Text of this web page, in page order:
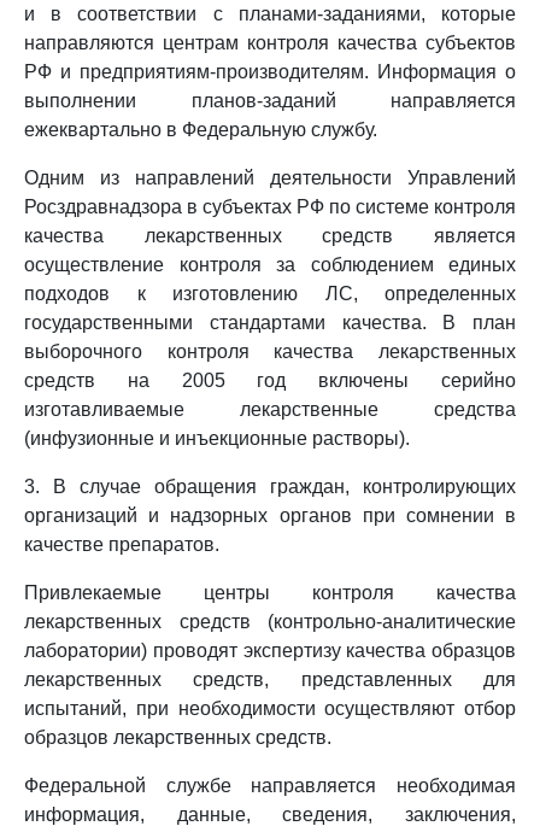
и в соответствии с планами-заданиями, которые
направляются центрам контроля качества субъектов
РФ и предприятиям-производителям. Информация о
выполнении планов-заданий направляется
ежеквартально в Федеральную службу.
Одним из направлений деятельности Управлений
Росздравнадзора в субъектах РФ по системе контроля
качества лекарственных средств является
осуществление контроля за соблюдением единых
подходов к изготовлению ЛС, определенных
государственными стандартами качества. В план
выборочного контроля качества лекарственных
средств на 2005 год включены серийно
изготавливаемые лекарственные средства
(инфузионные и инъекционные растворы).
3. В случае обращения граждан, контролирующих
организаций и надзорных органов при сомнении в
качестве препаратов.
Привлекаемые центры контроля качества
лекарственных средств (контрольно-аналитические
лаборатории) проводят экспертизу качества образцов
лекарственных средств, представленных для
испытаний, при необходимости осуществляют отбор
образцов лекарственных средств.
Федеральной службе направляется необходимая
информация, данные, сведения, заключения,